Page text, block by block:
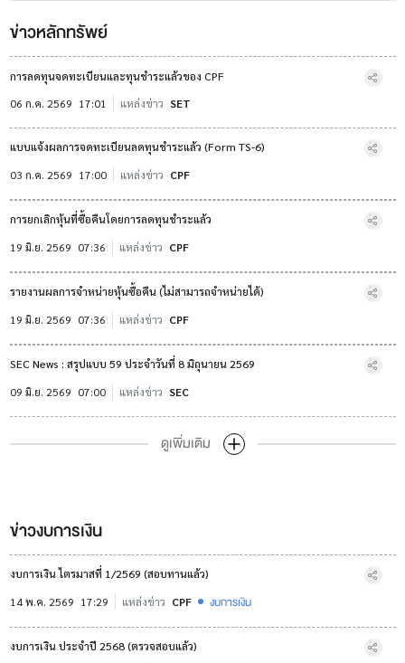
ข่าวหลักทรัพย์
การลดทุนจดทะเบียนและทุนชำระแล้วของ CPF
06 ก.ค. 2569 17:01 แหล่งข่าว SET
แบบแจ้งผลการจดทะเบียนลดทุนชำระแล้ว (Form TS-6)
03 ก.ค. 2569 17:00 แหล่งข่าว CPF
การยกเลิกหุ้นที่ซื้อคืนโดยการลดทุนชำระแล้ว
19 มิ.ย. 2569 07:36 แหล่งข่าว CPF
รายงานผลการจำหน่ายหุ้นซื้อคืน (ไม่สามารถจำหน่ายได้)
19 มิ.ย. 2569 07:36 แหล่งข่าว CPF
SEC News : สรุปแบบ 59 ประจำวันที่ 8 มิถุนายน 2569
09 มิ.ย. 2569 07:00 แหล่งข่าว SEC
ดูเพิ่มเติม
ข่าวงบการเงิน
งบการเงิน ไตรมาสที่ 1/2569 (สอบทานแล้ว)
14 พ.ค. 2569 17:29 แหล่งข่าว CPF งบการเงิน
งบการเงิน ประจำปี 2568 (ตรวจสอบแล้ว)